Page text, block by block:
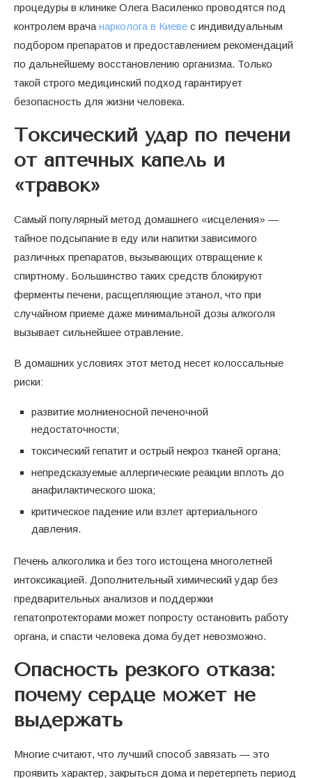
процедуры в клинике Олега Василенко проводятся под
контролем врача нарколога в Киеве с индивидуальным
подбором препаратов и предоставлением рекомендаций
по дальнейшему восстановлению организма. Только
такой строго медицинский подход гарантирует
безопасность для жизни человека.
Токсический удар по печени
от аптечных капель и
«травок»
Самый популярный метод домашнего «исцеления» —
тайное подсыпание в еду или напитки зависимого
различных препаратов, вызывающих отвращение к
спиртному. Большинство таких средств блокируют
ферменты печени, расщепляющие этанол, что при
случайном приеме даже минимальной дозы алкоголя
вызывает сильнейшее отравление.
В домашних условиях этот метод несет колоссальные
риски:
развитие молниеносной печеночной
недостаточности;
токсический гепатит и острый некроз тканей органа;
непредсказуемые аллергические реакции вплоть до
анафилактического шока;
критическое падение или взлет артериального
давления.
Печень алкоголика и без того истощена многолетней
интоксикацией. Дополнительный химический удар без
предварительных анализов и поддержки
гепатопротекторами может попросту остановить работу
органа, и спасти человека дома будет невозможно.
Опасность резкого отказа:
почему сердце может не
выдержать
Многие считают, что лучший способ завязать — это
проявить характер, закрыться дома и перетерпеть период